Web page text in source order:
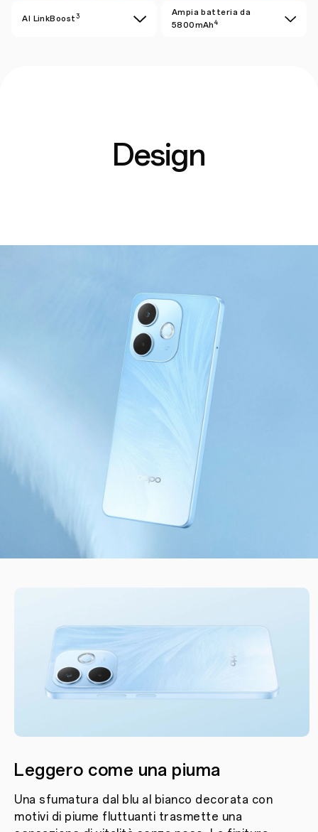
AI LinkBoost 3
Ampia batteria da
5800mAh 4
Design
Leggero come una piuma
Una sfumatura dal blu al bianco decorata con
motivi di piume fluttuanti trasmette una